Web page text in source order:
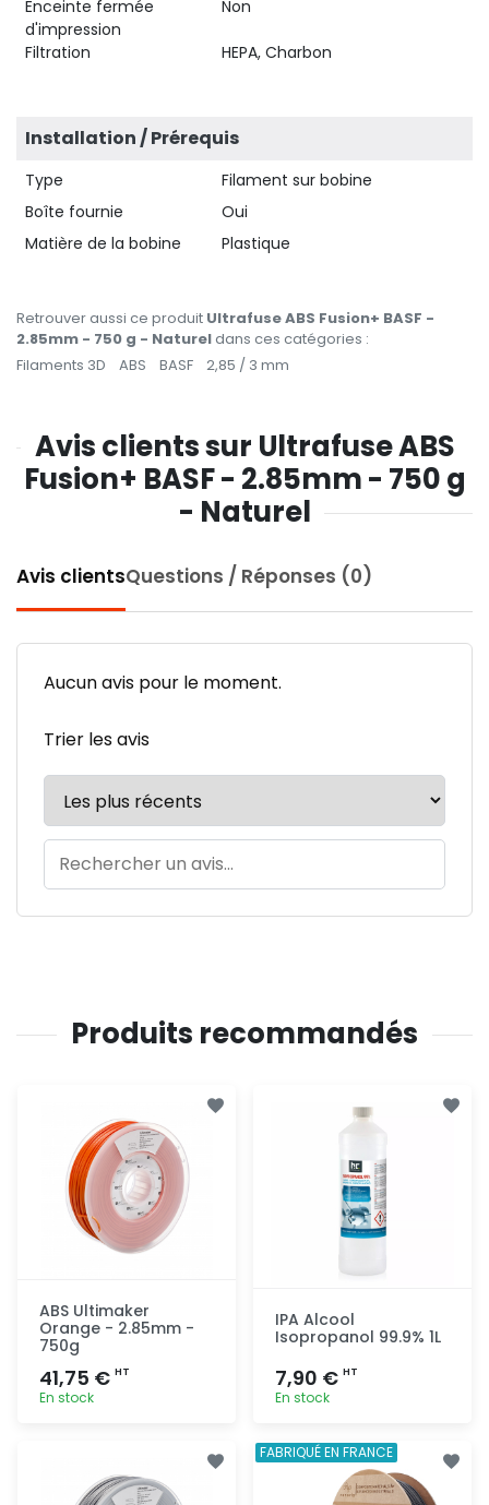
Enceinte fermée
d'impression
Non
Filtration HEPA, Charbon
Installation / Prérequis
Type
Filament sur bobine
Boîte fournie
Oui
Matière de la bobine
Plastique
Retrouver aussi ce produit Ultrafuse ABS Fusion+ BASF -
2.85mm - 750 g - Natureldans ces catégories :
Filaments 3D
ABS BASF 2,85 / 3 mm
Avis clients sur Ultrafuse ABS
Fusion+ BASF - 2.85mm - 750 g
- Naturel
Avis clientsQuestions / Réponses (0)
Aucun avis pour le moment.
Trier les avis
Produits recommandés
ABS Ultimaker
Orange - 2.85mm -
750g
41,75 € HT
En stock
IPA Alcool
Isopropanol 99.9% 1L
7,90 € HT
En stock
Ajout
rapide
FABRIQUÉ EN FRANCE